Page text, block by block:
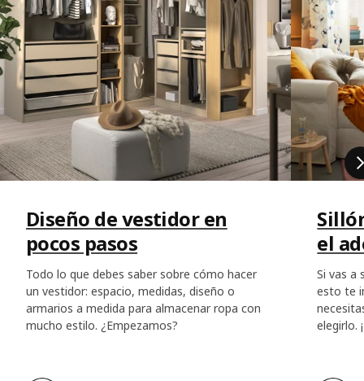
Diseño de vestidor en
pocos pasos
Todo lo que debes saber sobre cómo hacer
un vestidor: espacio, medidas, diseño o
armarios a medida para almacenar ropa con
mucho estilo. ¿Empezamos?
el
Si vas a
esto te
elegirlo.